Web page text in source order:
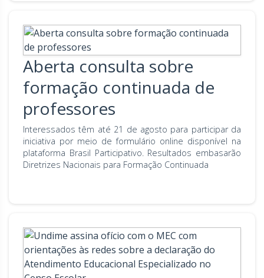
Aberta consulta sobre
formação continuada de
professores
Interessados têm até 21 de agosto para participar da
iniciativa por meio de formulário online disponível na
plataforma Brasil Participativo. Resultados embasarão
Diretrizes Nacionais para Formação Continuada